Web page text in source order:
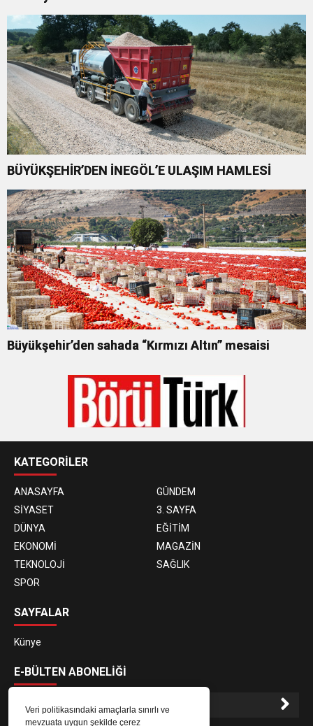
Veri politikasındaki amaçlarla sınırlı ve
mevzuata uygun şekilde çerez
BÜYÜKŞEHİR’DEN İNEGÖL’E ULAŞIM HAMLESİ
Büyükşehir’den sahada “Kırmızı Altın” mesaisi
KATEGORİLER
ANASAYFA
GÜNDEM
SİYASET
3. SAYFA
DÜNYA
EĞİTİM
EKONOMİ
MAGAZİN
TEKNOLOJİ
SAĞLIK
SPOR
SAYFALAR
Künye
E-BÜLTEN ABONELİĞİ